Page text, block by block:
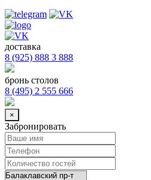
доставка
8 (925) 888 3 888
бронь столов
8 (495) 2 555 666
×
Забронировать